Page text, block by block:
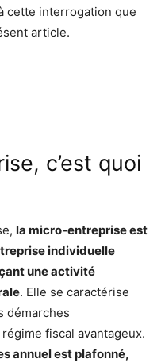
cette interrogation que
article.
c’est quoi
la micro-entreprise est
individuelle
une activité
. Elle se caractérise
démarches
fiscal avantageux.
annuel est plafonné,